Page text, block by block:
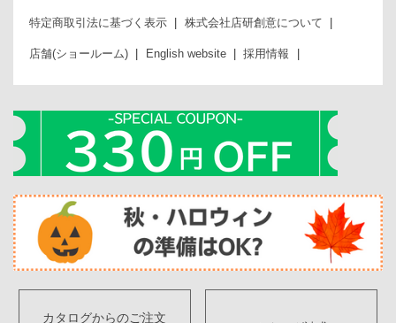
特定商取引法に基づく表示 株式会社店研創意について
店舗(ショールーム) English website 採用情報
カタログからのご注文